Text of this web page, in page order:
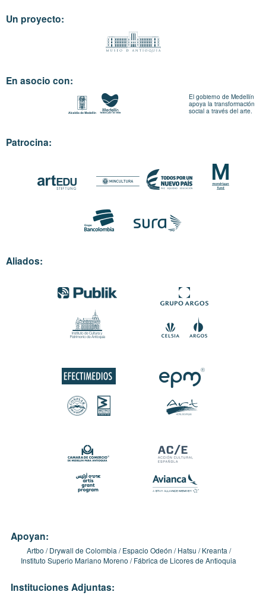
Un proyecto:
En asocio con:
El gobierno de Medellín
apoya la transformación
social a través del arte.
Patrocina:
Aliados:
Apoyan:
Artbo Drywall de Colombia Espacio Odeón Hatsu
Kreanta
Instituto Superio Mariano Moreno
Fábrica de Licores de Antioquia
Instituciones Adjuntas: